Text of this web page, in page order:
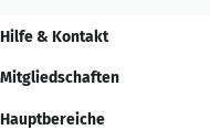
Hilfe & Kontakt
Mitgliedschaften
Hauptbereiche